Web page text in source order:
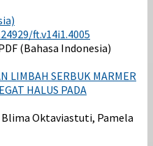
ft.v14i1.4005
(Bahasa Indonesia)
LIMBAH SERBUK MARMER
HALUS PADA
Oktaviastuti, Pamela